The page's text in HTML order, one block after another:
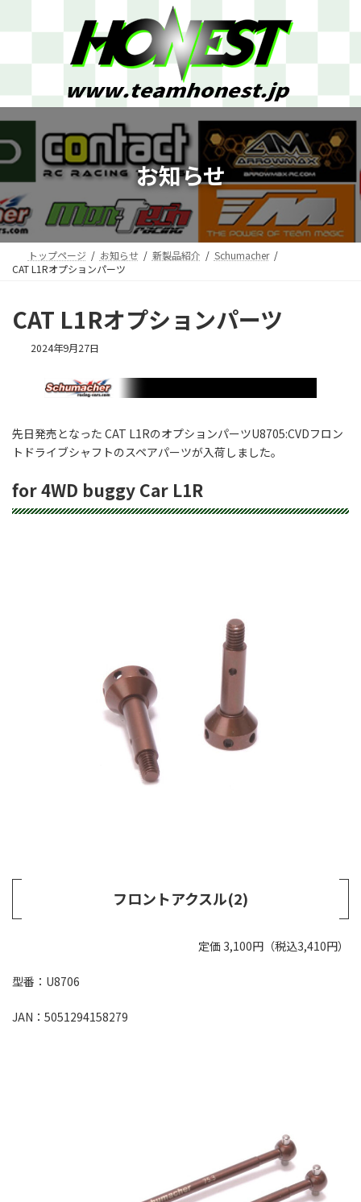
ス
キ
ッ
ン
に
移
お知らせ
トップページ お知らせ 新製品紹介
Schumacher
CAT L1Rオプションパーツ
CAT L1Rオプションパーツ
2024年9月27日
先日発売となった CAT L1RのオプションパーツU8705:CVDフロン
トドライブシャフトのスペアパーツが入荷しました。
for 4WD buggy Car L1R
フロントアクスル(2)
定価 3,100円（税込3,410円）
型番：U8706
JAN：5051294158279